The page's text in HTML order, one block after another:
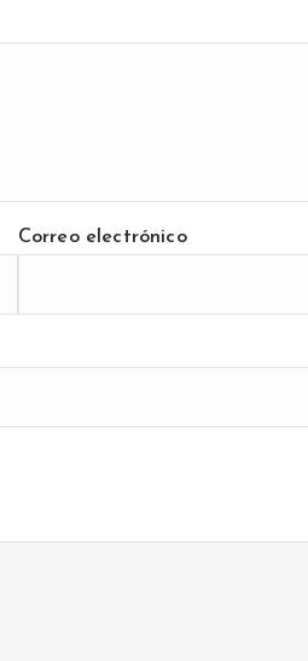
Correo electrónico